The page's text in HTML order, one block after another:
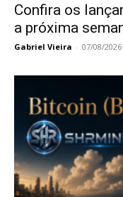
Confira os
a próxima
Gabriel Vieira - 07/08/2026